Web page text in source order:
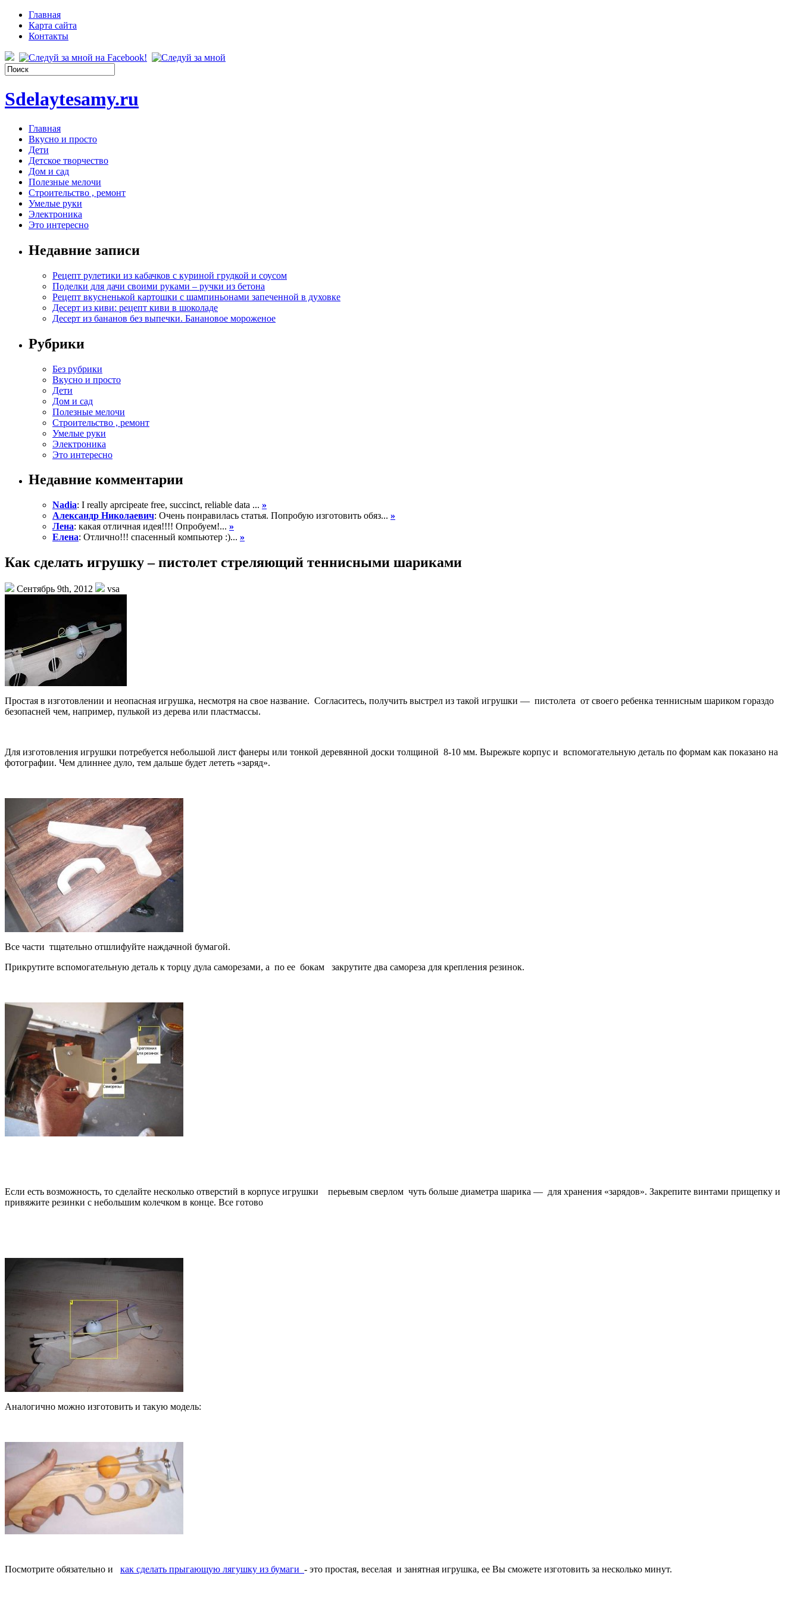
Главная
Карта сайта
Контакты
Sdelaytesamy.ru
Главная
Вкусно и просто
Дети
Детское творчество
Дом и сад
Полезные мелочи
Строительство , ремонт
Умелые руки
Электроника
Это интересно
Недавние записи
Рецепт рулетики из кабачков с куриной грудкой и соусом
Поделки для дачи своими руками – ручки из бетона
Рецепт вкусненькой картошки с шампиньонами запеченной в духовке
Десерт из киви: рецепт киви в шоколаде
Десерт из бананов без выпечки. Банановое мороженое
Рубрики
Без рубрики
Вкусно и просто
Дети
Дом и сад
Полезные мелочи
Строительство , ремонт
Умелые руки
Электроника
Это интересно
Недавние комментарии
Nadia: I really aprcipeate free, succinct, reliable data ... »
Александр Николаевич: Очень понравилась статья. Попробую изготовить обяз... »
Лена: какая отличная идея!!!! Опробуем!... »
Елена: Отлично!!! спасенный компьютер :)... »
Как сделать игрушку – пистолет стреляющий теннисными шариками
Сентябрь 9th, 2012 vsa
Простая в изготовлении и неопасная игрушка, несмотря на свое название. Согласитесь, получить выстрел из такой игрушки — пистолета от своего ребенка теннисным шариком гораздо
безопасней чем, например, пулькой из дерева или пластмассы.
Для изготовления игрушки потребуется небольшой лист фанеры или тонкой деревянной доски толщиной 8-10 мм. Вырежьте корпус и вспомогательную деталь по формам как показано на
фотографии. Чем длиннее дуло, тем дальше будет лететь «заряд».
Все части тщательно отшлифуйте наждачной бумагой.
Прикрутите вспомогательную деталь к торцу дула саморезами, а по ее бокам закрутите два самореза для крепления резинок.
Если есть возможность, то сделайте несколько отверстий в корпусе игрушки перьевым сверлом чуть больше диаметра шарика — для хранения «зарядов». Закрепите винтами прищепку и
привяжите резинки с небольшим колечком в конце. Все готово
Аналогично можно изготовить и такую модель:
Посмотрите обязательно и как сделать прыгающую лягушку из бумаги - это простая, веселая и занятная игрушка, ее Вы сможете изготовить за несколько минут.